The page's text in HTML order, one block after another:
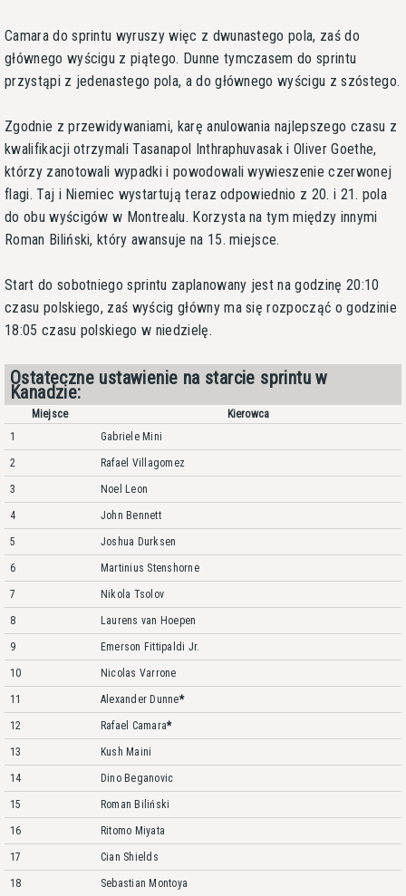
Camara do sprintu wyruszy więc z dwunastego pola, zaś do
głównego wyścigu z piątego. Dunne tymczasem do sprintu
przystąpi z jedenastego pola, a do głównego wyścigu z szóstego.
Zgodnie z przewidywaniami, karę anulowania najlepszego czasu z
kwalifikacji otrzymali Tasanapol Inthraphuvasak i Oliver Goethe,
którzy zanotowali wypadki i powodowali wywieszenie czerwonej
flagi. Taj i Niemiec wystartują teraz odpowiednio z 20. i 21. pola
do obu wyścigów w Montrealu. Korzysta na tym między innymi
Roman Biliński, który awansuje na 15. miejsce.
Start do sobotniego sprintu zaplanowany jest na godzinę 20:10
czasu polskiego, zaś wyścig główny ma się rozpocząć o godzinie
18:05 czasu polskiego w niedzielę.
Ostateczne ustawienie na starcie sprintu w
Kanadzie:
Miejsce
Kierowca
1
Gabriele Mini
2 Rafael Villagomez
3 Noel Leon
4 John Bennett
5 Joshua Durksen
6 Martinius Stenshorne
7 Nikola Tsolov
8 Laurens van Hoepen
9 Emerson Fittipaldi Jr.
10 Nicolas Varrone
11 Alexander Dunne*
12 Rafael Camara*
13 Kush Maini
14 Dino Beganovic
15 Roman Biliński
16 Ritomo Miyata
17 Cian Shields
18 Sebastian Montoya